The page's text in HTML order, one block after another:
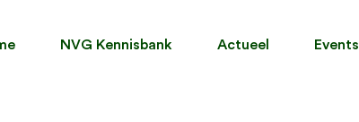
NVG Kennisbank Actueel Events